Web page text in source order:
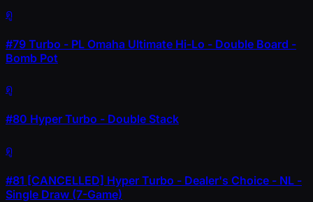
ดู
#79 Turbo - PL Omaha Ultimate Hi-Lo - Double Board -
Bomb Pot
ดู
#80 Hyper Turbo - Double Stack
ดู
#81 [CANCELLED] Hyper Turbo - Dealer's Choice - NL -
Single Draw (7-Game)